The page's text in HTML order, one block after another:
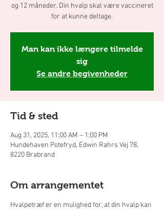
og 12 måneder. Din hvalp skal være vaccineret
for at kunne deltage.
Man kan ikke længere tilmelde
sig
Se andre begivenheder
Tid & sted
Aug 31, 2025, 11:00 AM – 1:00 PM
Hundehaven Potefryd, Edwin Rahrs Vej 78,
8220 Brabrand
Om arrangementet
Hvalpetræf er en mulighed for, at din hvalp kan